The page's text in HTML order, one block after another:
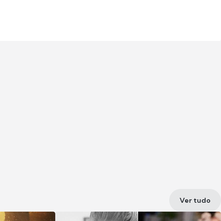
Ver tudo